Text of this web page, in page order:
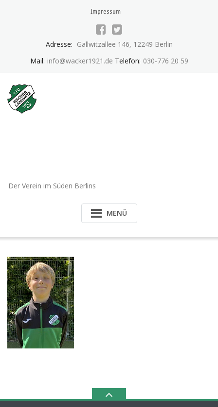
Impressum
Adresse: Gallwitzallee 146, 12249 Berlin
Mail: info@wacker1921.de Telefon: 030-776 20 59
Der Verein im Süden Berlins
MENÜ